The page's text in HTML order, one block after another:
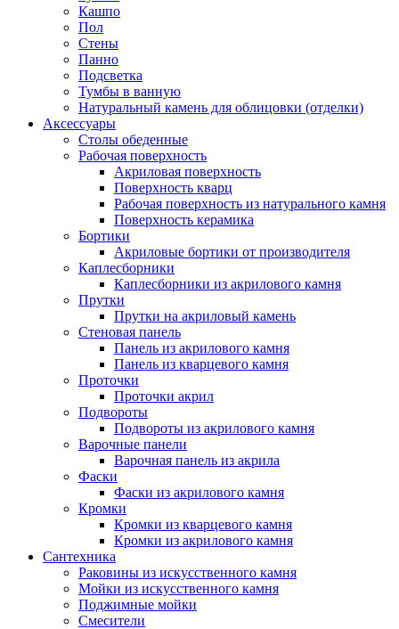
Кашпо
Пол
Стены
Панно
Подсветка
Тумбы в ванную
Натуральный камень для облицовки (отделки)
Аксессуары
Столы обеденные
Рабочая поверхность
Акриловая поверхность
Поверхность кварц
Рабочая поверхность из натурального камня
Поверхность керамика
Бортики
Акриловые бортики от производителя
Каплесборники
Каплесборники из акрилового камня
Прутки
Прутки на акриловый камень
Стеновая панель
Панель из акрилового камня
Панель из кварцевого камня
Проточки
Проточки акрил
Подвороты
Подвороты из акрилового камня
Варочные панели
Варочная панель из акрила
Фаски
Фаски из акрилового камня
Кромки
Кромки из кварцевого камня
Кромки из акрилового камня
Сантехника
Раковины из искусственного камня
Мойки из искусственного камня
Поджимные мойки
Смесители